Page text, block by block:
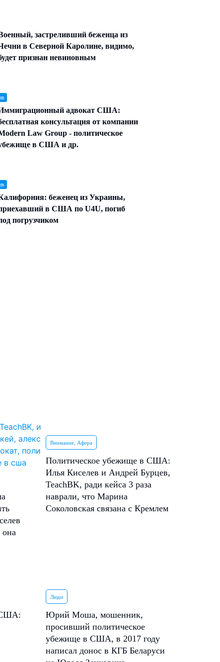
застреливший беженца из
в Северной Каролине, видимо,
признан невиновным
адвокат США:
консультация от компании
Law Group - политическое
в США и др.
беженец из Украины,
в США по U4U, погиб
погрузчиком
она
Внимание, Афера
Политическое убежище в США:
Илья Киселев и Андрей Бурцев,
TeachBK, ради кейса 3 раза
наврали, что Марина
Соколовская связана с Кремлем
США:
Люди
Юрий Моша, мошенник,
просивший политическое
убежище в США, в 2017 году
написал донос в КГБ Беларуси